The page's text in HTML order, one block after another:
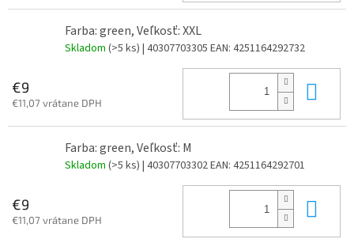
Farba: green, Veľkosť: XXL
Skladom (>5 ks) | 40307703305 EAN: 4251164292732
€9
€11,07 vrátane DPH
Farba: green, Veľkosť: M
Skladom (>5 ks) | 40307703302EAN: 4251164292701
€9
€11,07 vrátane DPH